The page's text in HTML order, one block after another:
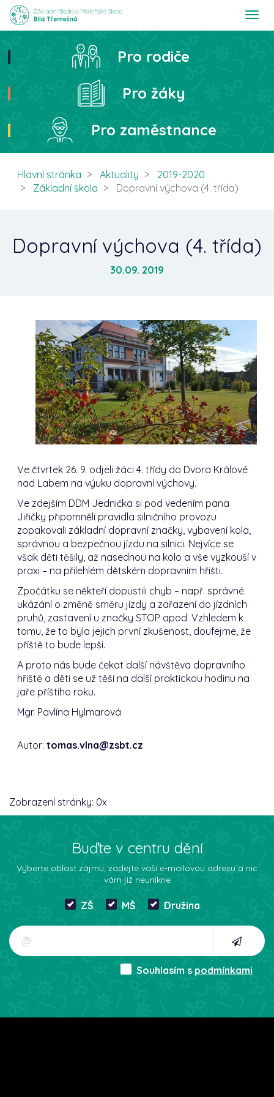
T
t
Hledat
Pro rodiče
Pro žáky
Pro zaměstnance
Hlavní stránka Aktuality
2019-2020
Základní škola
Dopravní výchova (4. třída)
Dopravní výchova (4. třída)
30.09. 2019
Ve čtvrtek 26. 9. odjeli žáci 4. třídy do Dvora Králové
nad Labem na výuku dopravní výchovy.
Ve zdejším DDM Jednička si pod vedením pana
Jiřičky připomněli pravidla silničního provozu
zopakovali základní dopravní značky, vybavení kola,
správnou a bezpečnou jízdu na silnici. Nejvíce se
však děti těšily, až nasednou na kolo a vše vyzkouší v
praxi – na přilehlém dětském dopravním hřišti.
Zpočátku se někteří dopustili chyb – např. správné
ukázání o změně směru jízdy a zařazení do jízdních
pruhů, zastavení u značky STOP apod. Vzhledem k
tomu, že to byla jejich první zkušenost, doufejme, že
příště to bude lepší.
A proto nás bude čekat další návštěva dopravního
hřiště a děti se už těší na další praktickou hodinu na
jaře příštího roku.
Mgr. Pavlína Hylmarová
Autor:tomas.vlna@zsbt.cz
Zobrazení stránky: 0x
Buďte v centru dění
Vyberte oblast zájmu, zadejte vaší e-mailovou adresu a nic
vám již neunikne
ZŠ MŠ Družina
Souhlasím s podmínkami